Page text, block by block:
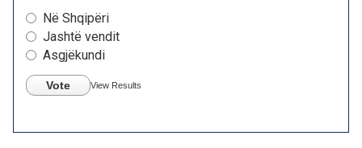
Në Shqipëri
Jashtë vendit
Asgjëkundi
Vote View Results